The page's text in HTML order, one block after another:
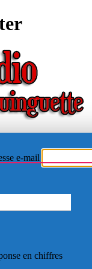
e-mail
en chiffres